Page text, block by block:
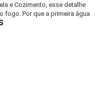
e Cozimento, esse detalhe
fogo. Por que a primeira água